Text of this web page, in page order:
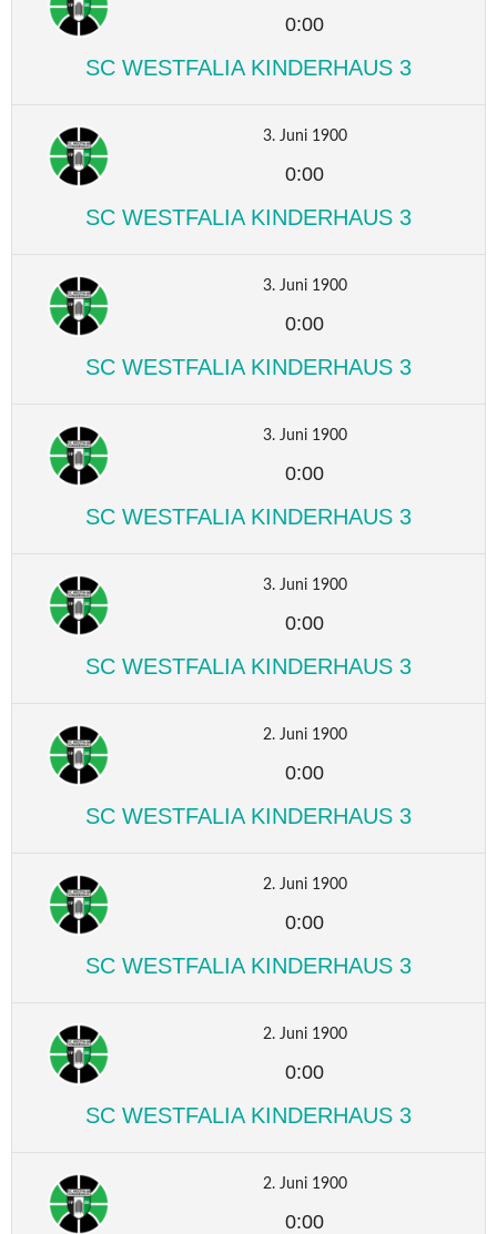
0:00
SC WESTFALIA KINDERHAUS 3
3. Juni 1900
0:00
SC WESTFALIA KINDERHAUS 3
3. Juni 1900
0:00
SC WESTFALIA KINDERHAUS 3
3. Juni 1900
0:00
SC WESTFALIA KINDERHAUS 3
3. Juni 1900
0:00
SC WESTFALIA KINDERHAUS 3
2. Juni 1900
0:00
SC WESTFALIA KINDERHAUS 3
2. Juni 1900
0:00
SC WESTFALIA KINDERHAUS 3
2. Juni 1900
0:00
SC WESTFALIA KINDERHAUS 3
2. Juni 1900
0:00